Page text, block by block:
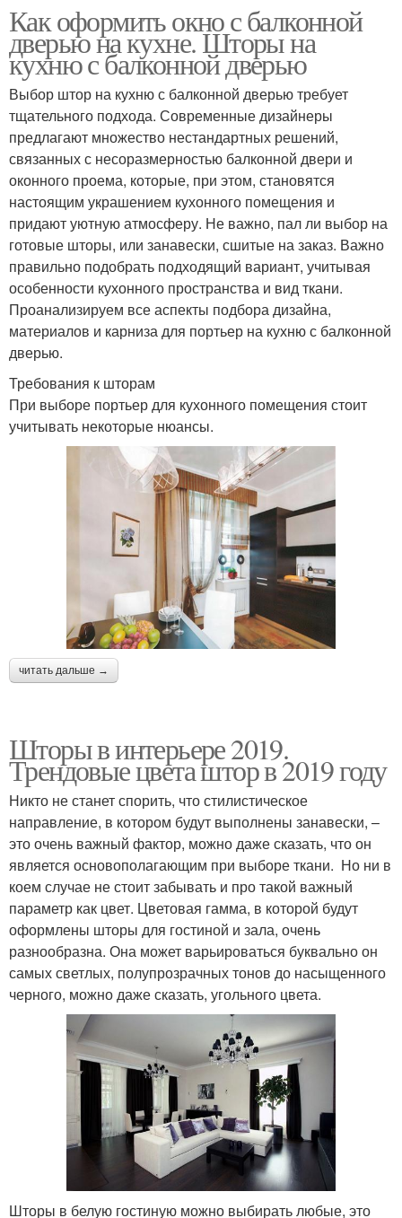
Как оформить окно с балконной
дверью на кухне. Шторы на
кухню с балконной дверью
Выбор штор на кухню с балконной дверью требует
тщательного подхода. Современные дизайнеры
предлагают множество нестандартных решений,
связанных с несоразмерностью балконной двери и
оконного проема, которые, при этом, становятся
настоящим украшением кухонного помещения и
придают уютную атмосферу. Не важно, пал ли выбор на
готовые шторы, или занавески, сшитые на заказ. Важно
правильно подобрать подходящий вариант, учитывая
особенности кухонного пространства и вид ткани.
Проанализируем все аспекты подбора дизайна,
материалов и карниза для портьер на кухню с балконной
дверью.
Требования к шторам
При выборе портьер для кухонного помещения стоит
учитывать некоторые нюансы.
читать дальше →
Шторы в интерьере 2019.
Трендовые цвета штор в 2019 году
Никто не станет спорить, что стилистическое
направление, в котором будут выполнены занавески, –
это очень важный фактор, можно даже сказать, что он
является основополагающим при выборе ткани. Но ни в
коем случае не стоит забывать и про такой важный
параметр как цвет. Цветовая гамма, в которой будут
оформлены шторы для гостиной и зала, очень
разнообразна. Она может варьироваться буквально он
самых светлых, полупрозрачных тонов до насыщенного
черного, можно даже сказать, угольного цвета.
Шторы в белую гостиную можно выбирать любые, это